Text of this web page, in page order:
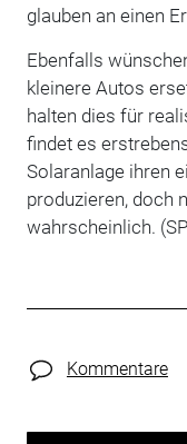
glauben an einen
Ebenfalls
kleinere Autos
halten dies für
findet es
Solaranlage ihren
produzieren, doch
wahrscheinlich.
Kommentare